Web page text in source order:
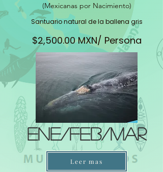
(Mexicanas por Nacimiento)
Santuario natural de la ballena gris
$2,500.00 MXN/ Persona
Ene/FEB/Mar
Leer mas